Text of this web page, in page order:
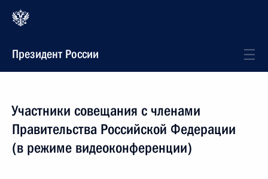
Президент России
Участники совещания с членами
Правительства Российской Федерации
(в режиме видеоконференции)